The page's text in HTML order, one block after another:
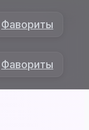
Фавориты
Фавориты